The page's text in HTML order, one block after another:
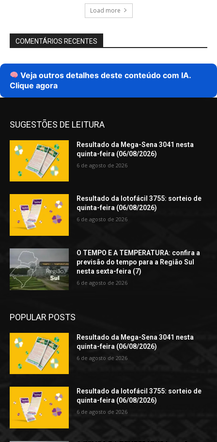
Load more
COMENTÁRIOS RECENTES
Veja outros detalhes deste conteúdo com IA.
Clique agora
SUGESTÕES DE LEITURA
Resultado da Mega-Sena 3041 nesta
quinta-feira (06/08/2026)
6 de agosto de 2026
Resultado da lotofácil 3755: sorteio de
quinta-feira (06/08/2026)
6 de agosto de 2026
O TEMPO E A TEMPERATURA: confira a
previsão do tempo para a Região Sul
nesta sexta-feira (7)
6 de agosto de 2026
POPULAR POSTS
Resultado da Mega-Sena 3041 nesta
quinta-feira (06/08/2026)
6 de agosto de 2026
Resultado da lotofácil 3755: sorteio de
quinta-feira (06/08/2026)
6 de agosto de 2026